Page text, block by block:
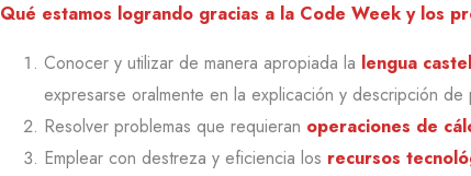
Qué estamos logrando gracias a la Code Week y los
Conocer y utilizar de manera apropiada la lengua
expresarse oralmente en la explicación y descripción de
Resolver problemas que requieran operaciones de
Emplear con destreza y eficiencia los recursos